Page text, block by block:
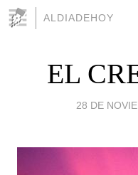
ALDIADEHOY
EL
28 DE